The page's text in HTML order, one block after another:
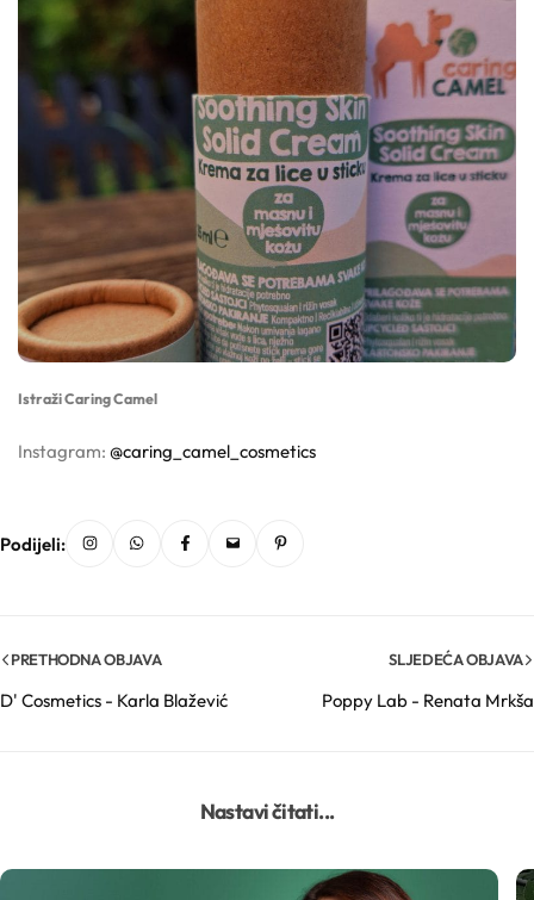
Istraži Caring Camel
Instagram: @caring_camel_cosmetics
Podijeli:
PRETHODNA OBJAVA
D' Cosmetics - Karla Blažević
SLJEDEĆA OBJAVA
Poppy Lab - Renata Mrkša
Nastavi čitati...
Škrob
Soli
Solubilizatori
Surfaktanti
Trigliceridi
Vitamini
Voskovi